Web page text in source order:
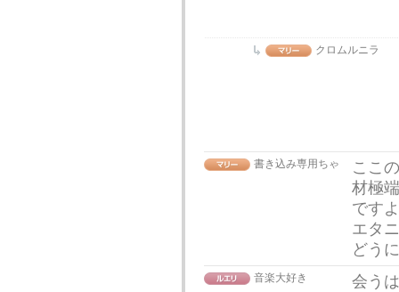
クロムルニラ
書き込み専用ちゃ
ここ
材極
です
エタ
どう
音楽大好き
会う